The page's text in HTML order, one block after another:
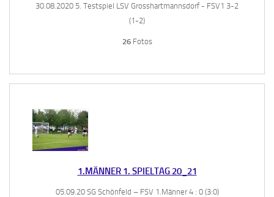
30.08.2020 5. Testspiel LSV Grosshartmannsdorf - FSV1 3-2
(1-2)
26Fotos
1.MÄNNER 1. SPIELTAG 20_21
05.09.20 SG Schönfeld – FSV 1.Männer 4 : 0 (3:0)